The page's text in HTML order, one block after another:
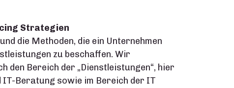
Strategien
die Methoden, die ein Unternehmen
zu beschaffen. Wir
den Bereich der „Dienstleistungen“, hier
IT-Beratung sowie im Bereich der IT